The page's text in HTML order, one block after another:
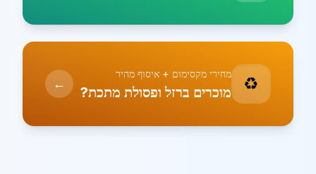
♻️ מחירי מקסימום + איסוף מהיר
מוכרים ברזל ופסולת מתכת? ←